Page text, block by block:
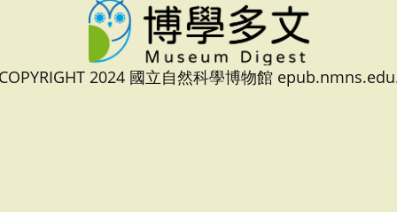
2024 國立自然科學博物館